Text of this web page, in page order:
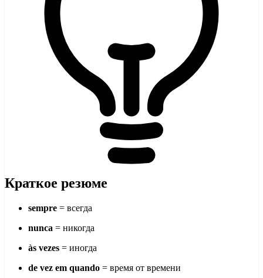
Краткое резюме
sempre = всегда
nunca = никогда
às vezes = иногда
de vez em quando = время от времени